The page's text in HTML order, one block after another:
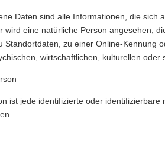
Daten sind alle Informationen, die sich
wird eine natürliche Person angesehen,
Standortdaten, zu einer Online-Kennung
wirtschaftlichen, kulturellen
ist jede identifizierte oder